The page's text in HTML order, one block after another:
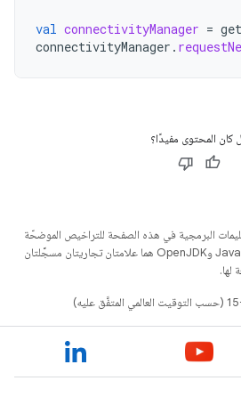
val connectivityManager =
connectivityManager .
كان المحتوى مفيدًا؟
البرمجية في هذه الصفحة للتراخيص الموضحّة
. إنّ Java وOpenJDK هما علامتان تجاريتان مسجَّلتان